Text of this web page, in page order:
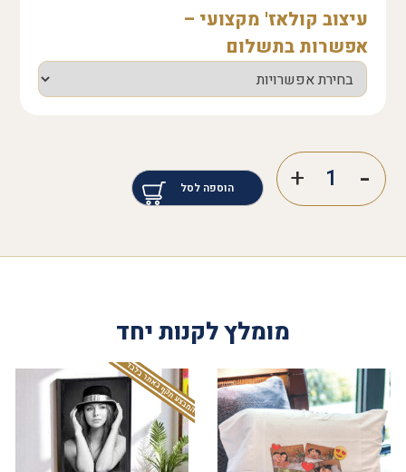
עיצוב קולאז' מקצועי –
אפשרות בתשלום
הוספה לסל
מומלץ לקנות יחד
המבצע תקף באתר בלבד